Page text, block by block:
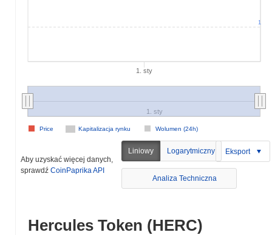
1. sty
Kapitalizacja rynku Wolumen (24h)
Price
1. sty
1
Aby uzyskać więcej danych,
sprawdź CoinPaprika API
Liniowy Logarytmiczny Eksport
Analiza Techniczna
Hercules Token (HERC)